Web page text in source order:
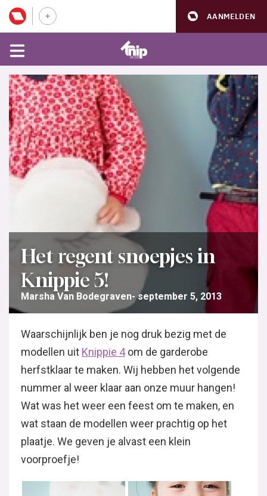
AANMELDEN
Het regent snoepjes in
Knippie 5!
Marsha Van Bodegraven september 5, 2013
Waarschijnlijk ben je nog druk bezig met de
modellen uit Knippie 4om de garderobe
herfstklaar te maken. Wij hebben het volgende
nummer al weer klaar aan onze muur hangen!
Wat was het weer een feest om te maken, en
wat staan de modellen weer prachtig op het
plaatje. We geven je alvast een klein
voorproefje!